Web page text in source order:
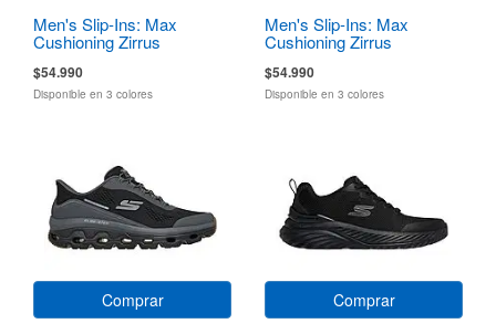
Men's Slip-Ins: Max
Cushioning Zirrus
Zirrostratus
$54.990
Disponible en 3 colores
Men's Slip-Ins: Max
Cushioning Zirrus
Zirrostratus
$54.990
Disponible en 3 colores
Comprar Comprar